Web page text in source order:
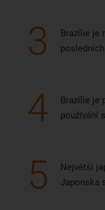
3
Brazílie je
4
Brazílie je
používání
5
Největší
Japonska